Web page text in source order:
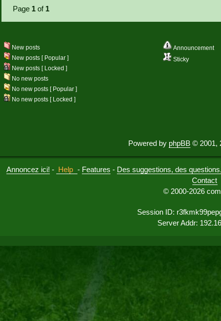
Page 1 of 1
Announcement
Sticky
New posts
New posts [ Popular ]
New posts [ Locked ]
No new posts
No new posts [ Popular ]
No new posts [ Locked ]
Powered by phpBB © 2001,
Annoncez ici! - Help - Features - Des suggestions, des
Contact
© 2000-2026
Session ID:
Server Addr: